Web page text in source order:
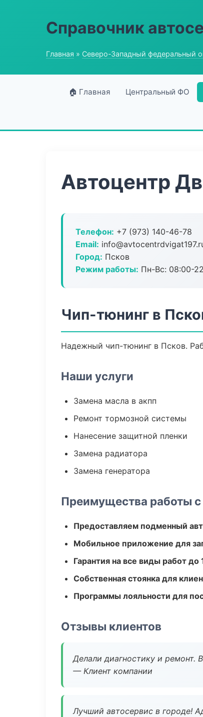
Справочник
Главная » Северо-Западный федеральный
🏠 Главная Центральный ФО
Автоцентр
Телефон: +7 (973) 140-46-78
Email:
Город: Псков
Режим работы: Пн-Вс: 08:00-
Чип-тюнинг в
Надежный чип-тюнинг в Псков.
Наши услуги
Замена масла в акпп
Ремонт тормозной системы
Нанесение защитной пленки
Замена радиатора
Замена генератора
Преимущества работы
Предоставляем подменный
Мобильное приложение для
Гарантия на все виды работ до
Собственная стоянка для
Программы лояльности для
Отзывы клиентов
Делали диагностику и ремонт.
— Клиент компании
Лучший автосервис в городе!